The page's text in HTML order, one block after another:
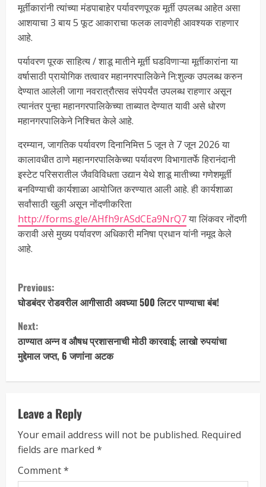
मूर्तीकारांनी त्यांच्या मंडपाबाहेर पर्यावरणपूरक मूर्ती उपलब्ध आहेत असा
आशयाचा 3 बाय 5 फूट आकाराचा फलक लावणेही आवश्यक राहणार
आहे.
पर्यावरण पूरक साहित्य / शाडू मातीने मूर्ती घडविणाऱ्या मूर्तीकारांना या
वर्षासाठी प्रायोगिक तत्वावर महानगरपालिकेने नि:शुल्क उपलब्ध करुन
देण्यात आलेली जागा नवरात्रौत्सव संपेपर्यंत उपलब्ध राहणार असून
त्यानंतर पुन्हा महानगरपालिकेच्या ताब्यात देण्यात यावी असे धोरण
महानगरपालिकेने निश्चित केले आहे.
दरम्यान, जागतिक पर्यावरण दिनानिमित्त 5 जून ते 7 जून 2026 या
कालावधीत ठाणे महानगरपालिकेच्या पर्यावरण विभागातर्फे हिरानंदानी
इस्टेट परिसरातील जैवविविधता उद्यान येथे शाडू मातीच्या गणेशमूर्ती
बनविण्याची कार्यशाळा आयोजित करण्यात आली आहे. ही कार्यशाळा
सर्वांसाठी खुली असून नोंदणीकरिता
http://forms.gle/AHfh9rASdCEa9NrQ7या लिंकवर नोंदणी
करावी असे मुख्य पर्यावरण अधिकारी मनिषा प्रधान यांनी नमूद केले
आहे.
Previous:
घोडबंदर रोडवरील आगीसाठी अवघ्या 500 लिटर पाण्याचा बंब!
Next:
ठाण्यात अन्न व औषध प्रशासनाची मोठी कारवाई; लाखो रुपयांचा
मुद्देमाल जप्त, 6 जणांना अटक
Leave a Reply
Your email address will not be published. Required
fields are marked *
Comment*